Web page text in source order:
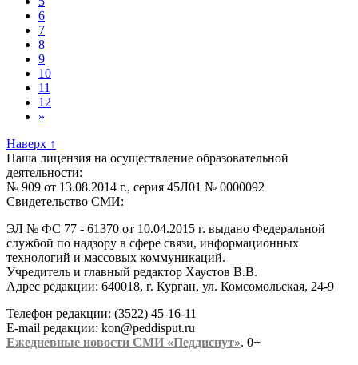
6
7
8
9
10
11
12
»
Наверх ↑
Наша лицензия на осуществление образовательной
деятельности:
№ 909 от 13.08.2014 г., серия 45Л01 № 0000092
Свидетельство СМИ:
ЭЛ № ФС 77 - 61370 от 10.04.2015 г. выдано Федеральной
службой по надзору в сфере связи, информационных
технологий и массовых коммуникаций.
Учредитель и главный редактор Хаустов В.В.
Адрес редакции: 640018, г. Курган, ул. Комсомольская, 24-9
Телефон редакции: (3522) 45-16-11
E-mail редакции: kon@peddisput.ru
Ежедневные новости СМИ «Педдиспут». 0+